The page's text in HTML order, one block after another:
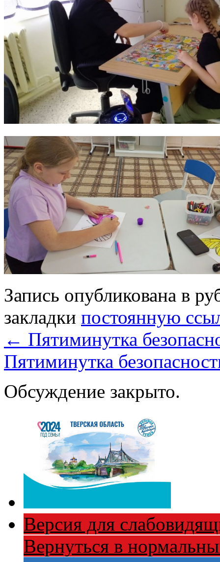
Запись опубликована в
закладки постоянную
← Пятиминутка
Пятиминутка
Обсуждение закрыто.
Версия для
Вернуться в